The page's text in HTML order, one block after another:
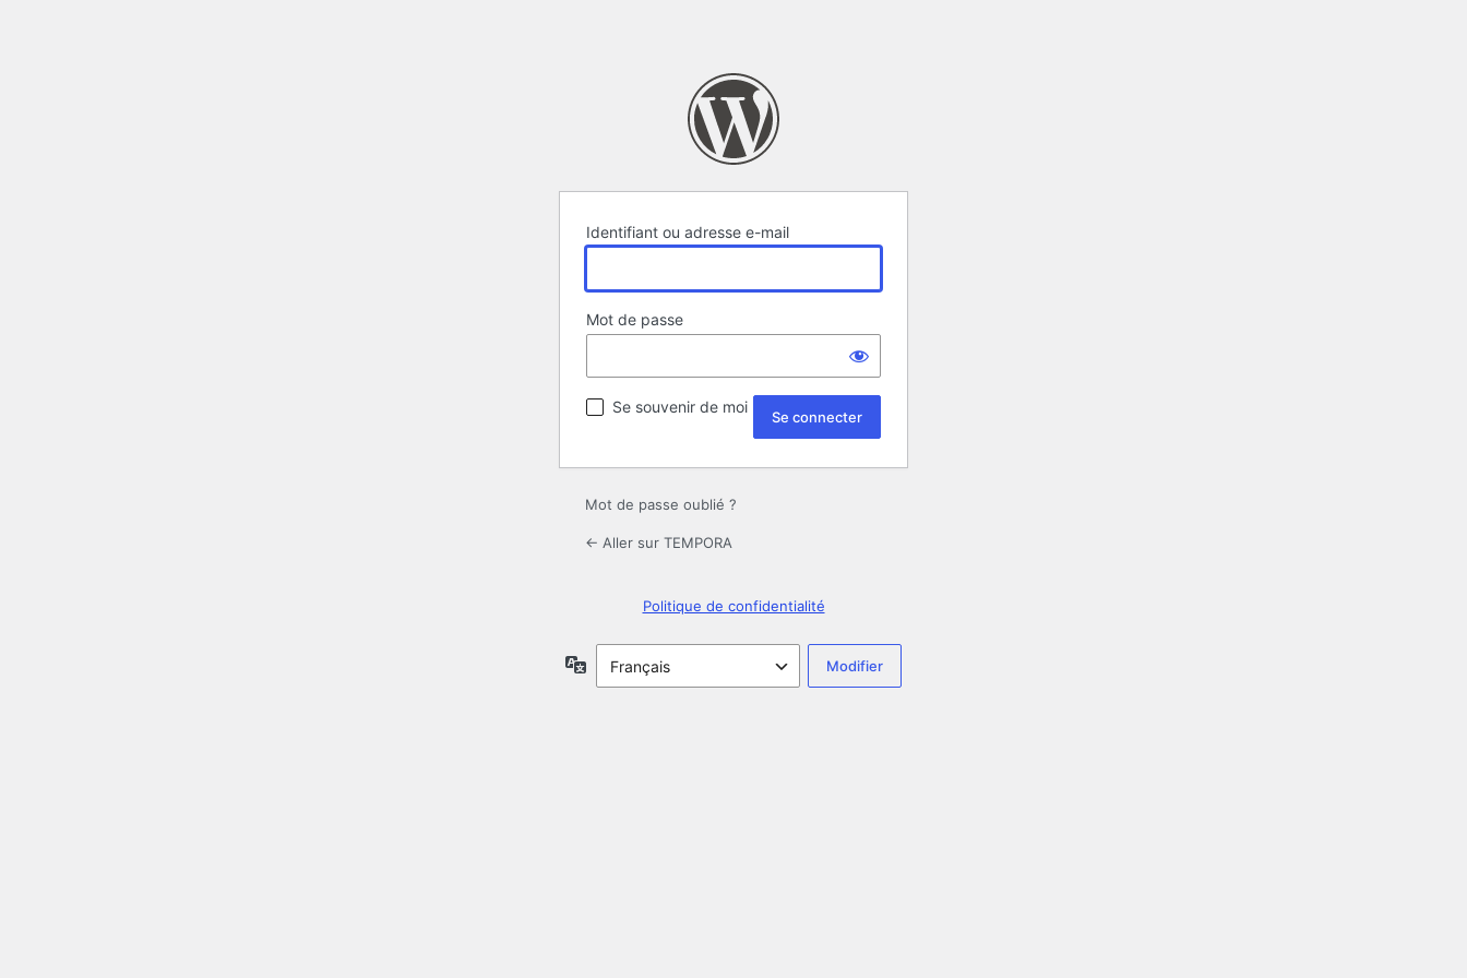
Identifiant ou adresse e-mail
Mot de passe
Se souvenir de moi
Mot de passe oublié ?
← Aller sur TEMPORA
Politique de confidentialité
Langue